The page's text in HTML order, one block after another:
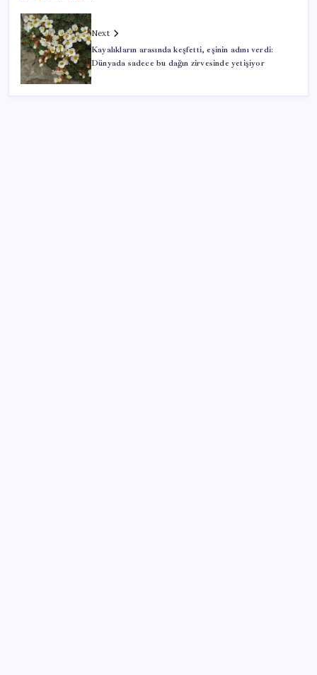
Next
Kayalıkların arasında keşfetti, eşinin adını verdi:
Dünyada sadece bu dağın zirvesinde yetişiyor